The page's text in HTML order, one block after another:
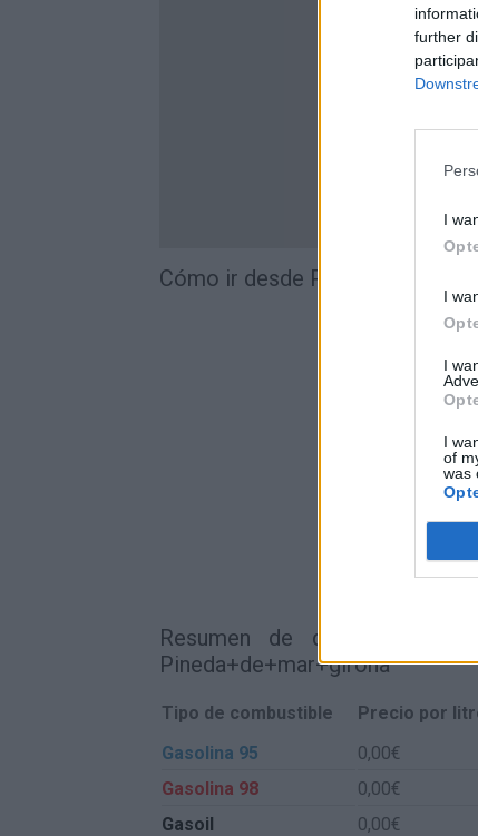
further
I
I
I
I
of
was
Cómo ir desde
Resumen de datos de la
Pineda+de+mar+girona
Tipo de combustible Precio por
Gasolina 95
0,00€
Gasolina 98
0,00€
Gasoil
0,00€